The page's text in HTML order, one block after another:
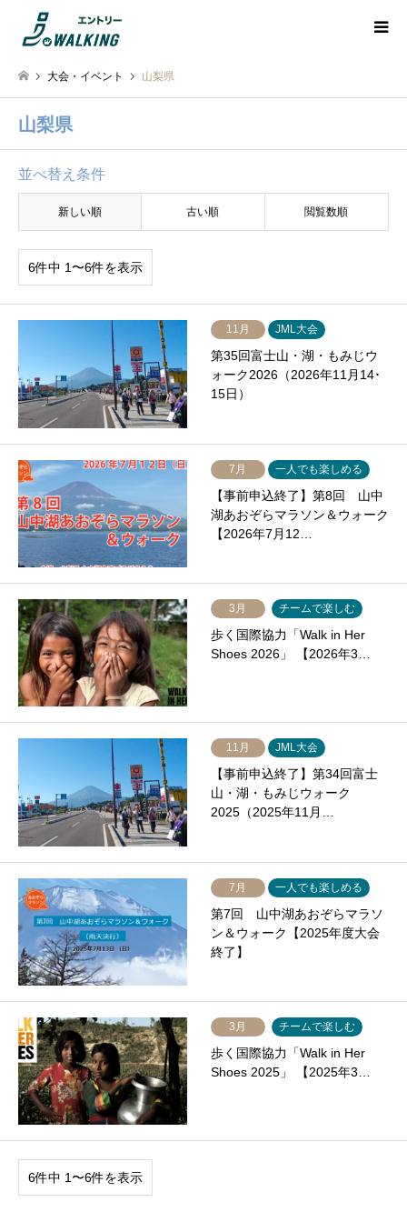
大会・イベント 山梨県
山梨県
並べ替え条件
新しい順 古い順 閲覧数順
6件中 1〜6件を表示
11月 JML大会
第35回富士山・湖・もみじウ
ォーク2026（2026年11月14･
15日）
7月 一人でも楽しめる
【事前申込終了】第8回 山中
湖あおぞらマラソン＆ウォーク
【2026年7月12…
3月 チームで楽しむ
歩く国際協力「Walk in Her
Shoes 2026」 【2026年3…
11月 JML大会
【事前申込終了】第34回富士
山・湖・もみじウォーク
2025（2025年11月…
7月 一人でも楽しめる
第7回 山中湖あおぞらマラソ
ン＆ウォーク【2025年度大会
終了】
3月 チームで楽しむ
歩く国際協力「Walk in Her
Shoes 2025」 【2025年3…
6件中 1〜6件を表示